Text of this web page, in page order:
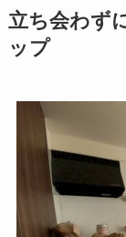
立ち会わず
ップ